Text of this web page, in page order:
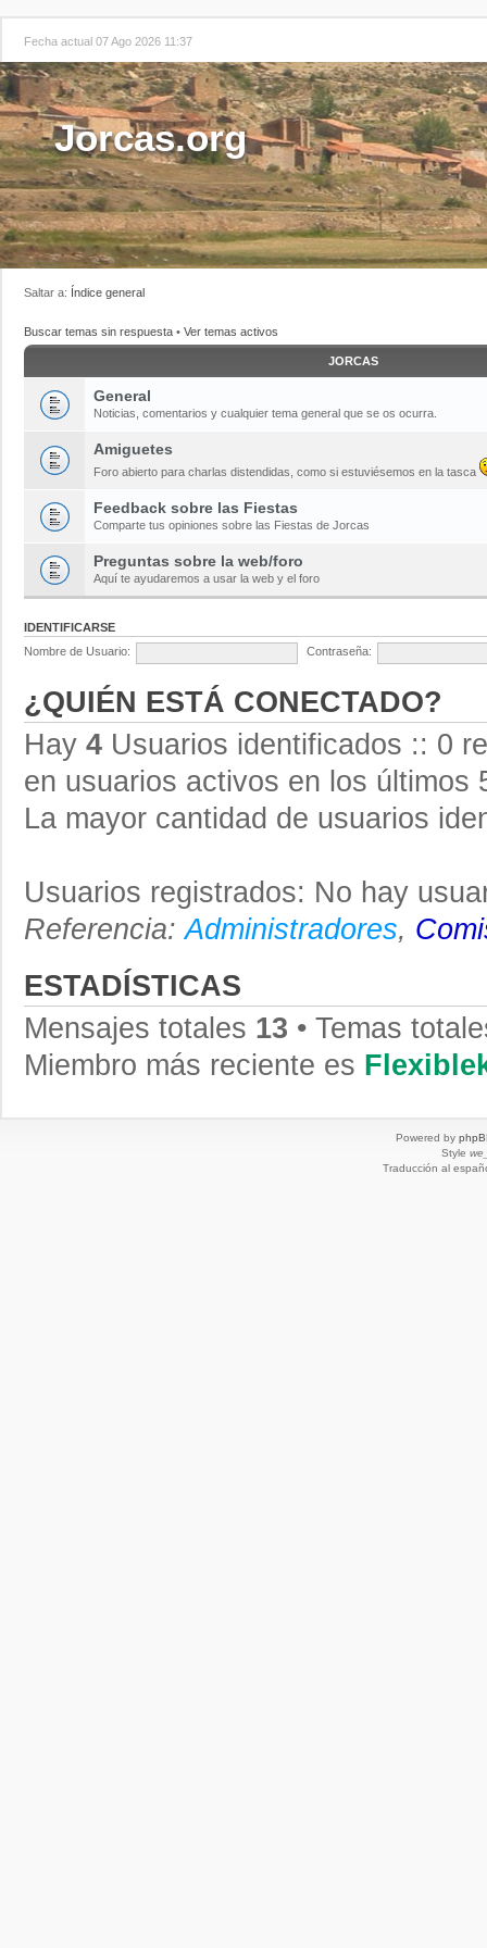
Fecha actual 07 Ago 2026 11:37
Jorcas.org
Saltar a: Índice general
Buscar temas sin respuesta • Ver temas activos
JORCAS
General
Noticias, comentarios y cualquier tema general que se os ocurra.
Amiguetes
Foro abierto para charlas distendidas, como si estuviésemos en la tasca
Feedback sobre las Fiestas
Comparte tus opiniones sobre las Fiestas de Jorcas
Preguntas sobre la web/foro
Aquí te ayudaremos a usar la web y el foro
IDENTIFICARSE
Nombre de Usuario:
Contraseña:
¿QUIÉN ESTÁ CONECTADO?
Hay 4 Usuarios identificados :: 0
en usuarios activos en los últimos
La mayor cantidad de usuarios
Usuarios registrados: No hay
Referencia:Administradores,
ESTADÍSTICAS
Mensajes totales 13 • Temas
Miembro más reciente es
Powered by
Style
Traducción al